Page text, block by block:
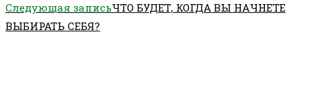
Следующая записьЧТО БУДЕТ, КОГДА ВЫ НАЧНЕТЕ
ВЫБИРАТЬ СЕБЯ?